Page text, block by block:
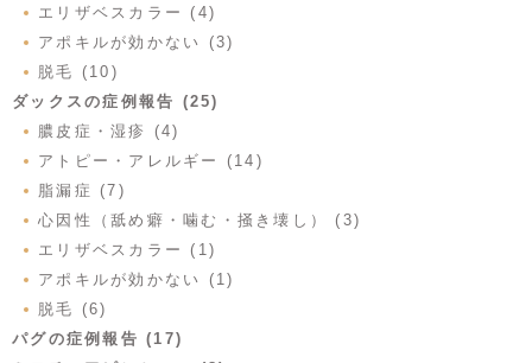
エリザベスカラー (4)
アポキルが効かない (3)
脱毛 (10)
ダックスの症例報告 (25)
膿皮症・湿疹 (4)
アトピー・アレルギー (14)
脂漏症 (7)
心因性（舐め癖・噛む・掻き壊し） (3)
エリザベスカラー (1)
アポキルが効かない (1)
脱毛 (6)
パグの症例報告 (17)